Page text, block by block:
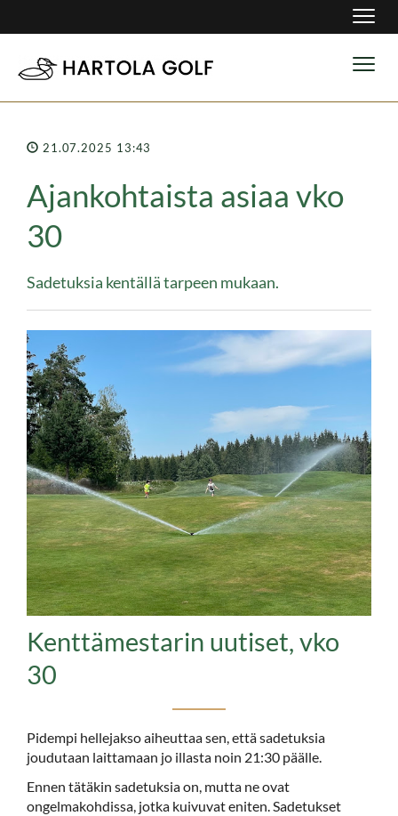
21.07.2025 13:43
Ajankohtaista asiaa vko
30
Sadetuksia kentällä tarpeen mukaan.
Kenttämestarin uutiset, vko
30
Pidempi hellejakso aiheuttaa sen, että sadetuksia
joudutaan laittamaan jo illasta noin 21:30 päälle.
Ennen tätäkin sadetuksia on, mutta ne ovat
ongelmakohdissa, jotka kuivuvat eniten. Sadetukset